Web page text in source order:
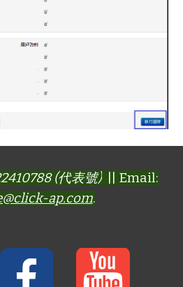
(代表號)|| Email:
ap.com.